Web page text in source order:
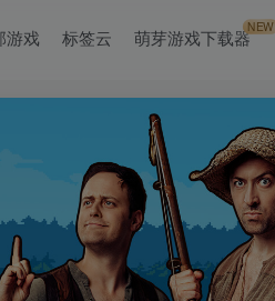
游戏 标签云 萌芽游戏下载器NEW